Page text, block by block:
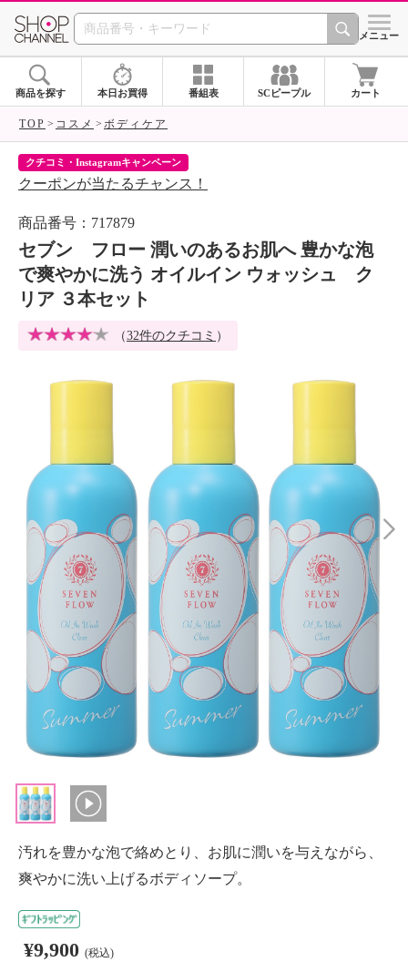
SHOP CHANNEL シメニュー
商品を探す 本日お買得 番組表 SCピープル カート
TOP コスメ ボディケア
クチコミ・Instagramキャンペーン
クーポンが当たるチャンス！
商品番号：717879
セブン フロー 潤いのあるお肌へ 豊かな泡
で爽やかに洗う オイルイン ウォッシュ ク
リア ３本セット
（32件のクチコミ ）
汚れを豊かな泡で絡めとり、お肌に潤いを与えながら、
爽やかに洗い上げるボディソープ。
¥9,900 (税込)